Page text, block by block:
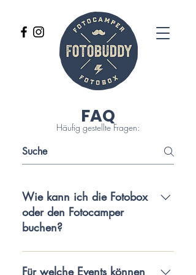
FAQ
Häufig gestellte Fragen:
Wie kann ich die Fotobox
oder den Fotocamper
buchen?
Eure Anfragen nehmen wir gerne per
E-Mail, Telefon oder Social Media
Für welche Events können